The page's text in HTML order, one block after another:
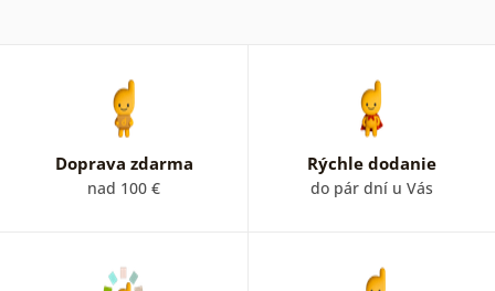
Doprava zdarma
nad 100 €
Rýchle dodanie
do pár dní u Vás